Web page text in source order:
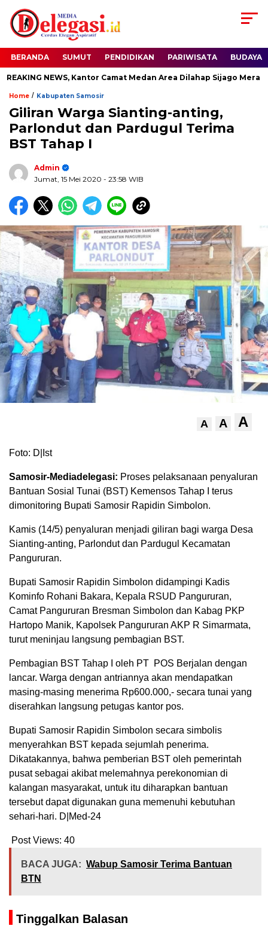
BERANDA SUMUT PENDIDIKAN PARIWISATA BUDAYA
NEWS, Kantor Camat Medan Area Dilahap Sijago Merah
Home / Kabupaten Samosir
Giliran Warga Sianting-anting,
Parlondut dan Pardugul Terima
BST Tahap I
Admin
Jumat, 15 Mei 2020 - 23:58 WIB
A A A
Foto: D|Ist
Samosir-Mediadelegasi: Proses pelaksanaan penyaluran
Bantuan Sosial Tunai (BST) Kemensos Tahap I terus
dimonitoring Bupati Samosir Rapidin Simbolon.
Kamis (14/5) penyaluran menjadi giliran bagi warga Desa
Sianting-anting, Parlondut dan Pardugul Kecamatan
Pangururan.
Bupati Samosir Rapidin Simbolon didampingi Kadis
Kominfo Rohani Bakara, Kepala RSUD Pangururan,
Camat Pangururan Bresman Simbolon dan Kabag PKP
Hartopo Manik, Kapolsek Pangururan AKP R Simarmata,
turut meninjau langsung pembagian BST.
Pembagian BST Tahap I oleh PT POS Berjalan dengan
lancar. Warga dengan antriannya akan mendapatkan
masing-masing menerima Rp600.000,- secara tunai yang
diserahkan langsung petugas kantor pos.
Bupati Samosir Rapidin Simbolon secara simbolis
menyerahkan BST kepada sejumlah penerima.
Dikatakannya, bahwa pemberian BST oleh pemerintah
pusat sebagai akibat melemahnya perekonomian di
kalangan masyarakat, untuk itu diharapkan bantuan
tersebut dapat digunakan guna memenuhi kebutuhan
sehari-hari. D|Med-24
Post Views: 40
BACA JUGA: Wabup Samosir Terima Bantuan
BTN
Tinggalkan Balasan